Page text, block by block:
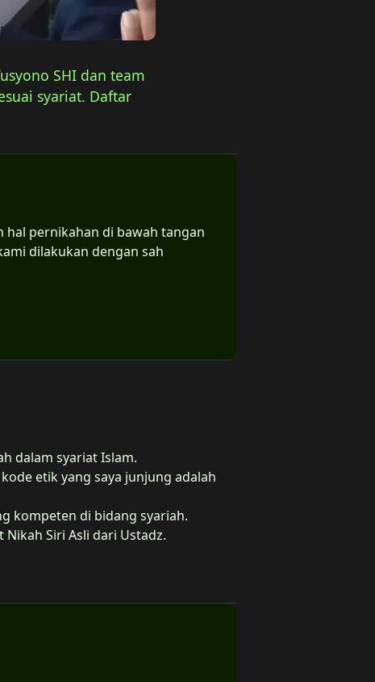
SHI dan team
syariat. Daftar
hal pernikahan di bawah tangan
dilakukan dengan sah
dalam syariat Islam.
etik yang saya junjung adalah
kompeten di bidang syariah.
Siri Asli dari Ustadz.